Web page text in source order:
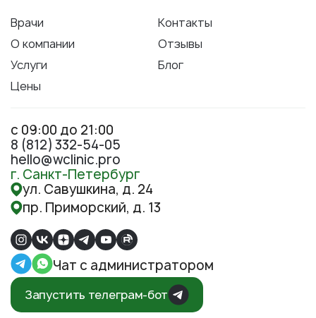
Врачи
Контакты
О компании
Отзывы
Услуги
Блог
Цены
с 09:00 до 21:00
8 (812) 332-54-05
hello@wclinic.pro
г. Санкт-Петербург
ул. Савушкина, д. 24
пр. Приморский, д. 13
Чат с администратором
Запустить телеграм-бот